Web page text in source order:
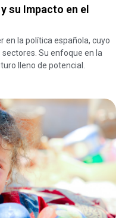
su Impacto en el
en la política española, cuyo
Su enfoque en la
lleno de potencial.